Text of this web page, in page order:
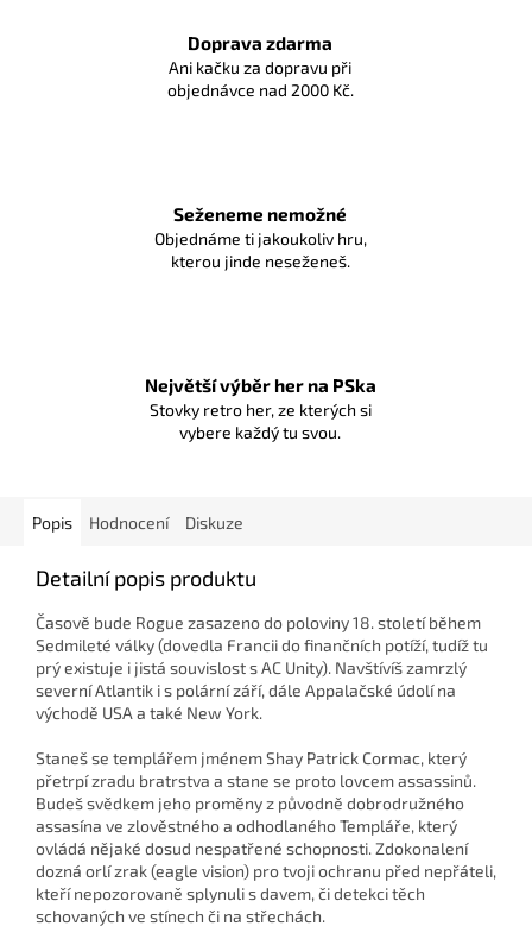
Doprava zdarma
Ani kačku za dopravu při
objednávce nad 2000 Kč.
Seženeme nemožné
Objednáme ti jakoukoliv hru,
kterou jinde neseženeš.
Největší výběr her na PSka
Stovky retro her, ze kterých si
vybere každý tu svou.
Popis Hodnocení Diskuze
Detailní popis produktu
Časově bude Rogue zasazeno do poloviny 18. století během
Sedmileté války (dovedla Francii do finančních potíží, tudíž tu
prý existuje i jistá souvislost s AC Unity). Navštívíš zamrzlý
severní Atlantik i s polární září, dále Appalačské údolí na
východě USA a také New York.
Staneš se templářem jménem Shay Patrick Cormac, který
přetrpí zradu bratrstva a stane se proto lovcem assassinů.
Budeš svědkem jeho proměny z původně dobrodružného
assasína ve zlověstného a odhodlaného Templáře, který
ovládá nějaké dosud nespatřené schopnosti. Zdokonalení
dozná orlí zrak (eagle vision) pro tvoji ochranu před nepřáteli,
kteří nepozorovaně splynuli s davem, či detekci těch
schovaných ve stínech či na střechách.